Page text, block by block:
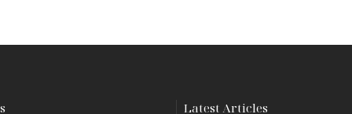
Latest Articles